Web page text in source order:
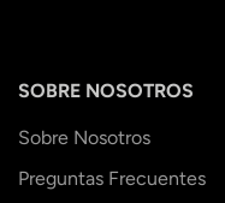
SOBRE NOSOTROS
Sobre Nosotros
Preguntas Frecuentes